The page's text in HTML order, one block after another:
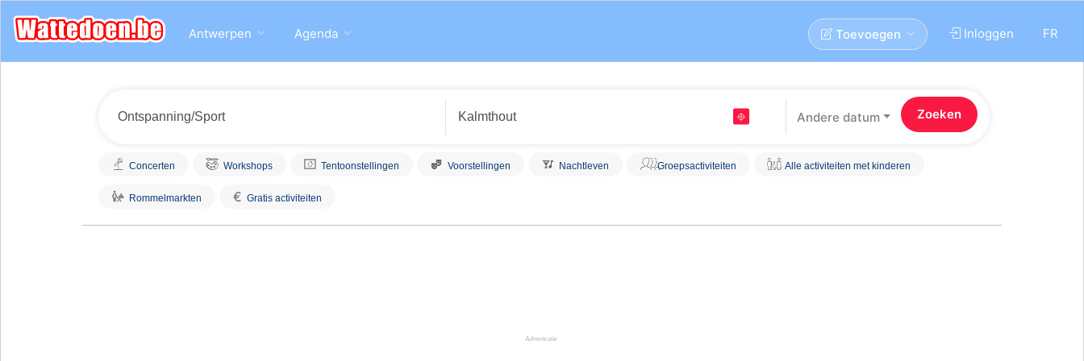
Antwerpen Agenda FR
Inloggen
Toevoegen
Andere datum
Concerten Workshops Tentoonstellingen Voorstellingen Nachtleven Groepsactiviteiten Alle activiteiten met kinderen
Rommelmarkten € Gratis activiteiten